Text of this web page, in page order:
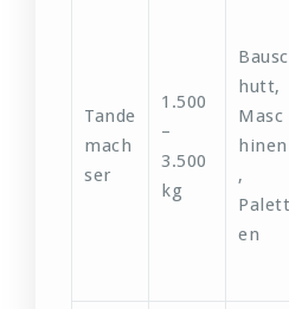
Tande
mach
ser
1.500
–
3.500
kg
Bausc
hutt,
Masc
hinen
,
Palett
en